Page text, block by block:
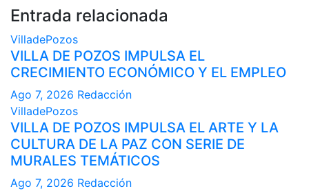
Entrada relacionada
VilladePozos
VILLA DE POZOS IMPULSA EL
CRECIMIENTO ECONÓMICO Y EL EMPLEO
Ago 7, 2026 Redacción
VilladePozos
VILLA DE POZOS IMPULSA EL ARTE Y LA
CULTURA DE LA PAZ CON SERIE DE
MURALES TEMÁTICOS
Ago 7, 2026 Redacción